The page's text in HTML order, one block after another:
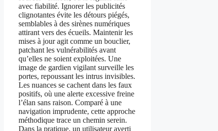
avec fiabilité. Ignorer les publicités
clignotantes évite les détours piégés,
semblables à des sirènes numériques
attirant vers des écueils. Maintenir les
mises à jour agit comme un bouclier,
patchant les vulnérabilités avant
qu’elles ne soient exploitées. Une
image de gardien vigilant surveille les
portes, repoussant les intrus invisibles.
Les nuances se cachent dans les faux
positifs, où une alerte excessive freine
l’élan sans raison. Comparé à une
navigation imprudente, cette approche
méthodique trace un chemin serein.
Dans la pratique, un utilisateur averti